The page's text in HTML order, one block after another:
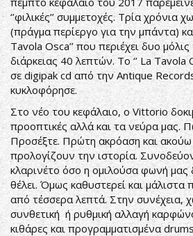
‘’φιλικές’’ συμμετοχές. Τρία χρόνια
(πράγμα περίεργο για την μπάντα)
Tavola Osca’’ που περιέχει δυο
διάρκειας 40 λεπτών. Το ‘’ La Tavola
σε digipak cd από την Antique
κυκλοφόρησε.
Στο νέο του κεφάλαιο, ο Vittorio
προοπτικές αλλά και τα νεύρα μας.
Προσέξτε. Πρώτη ακρόαση και ακούω
προλογίζουν την ιστορία.
κλαρινέτο όσο η ομιλούσα φωνή μας
θέλει. Όμως καθυστερεί και
από τέσσερα λεπτά. Στην συνέχεια,
συνθετική ή ρυθμική αλλαγή
κιθάρες και προγραμματισμένα